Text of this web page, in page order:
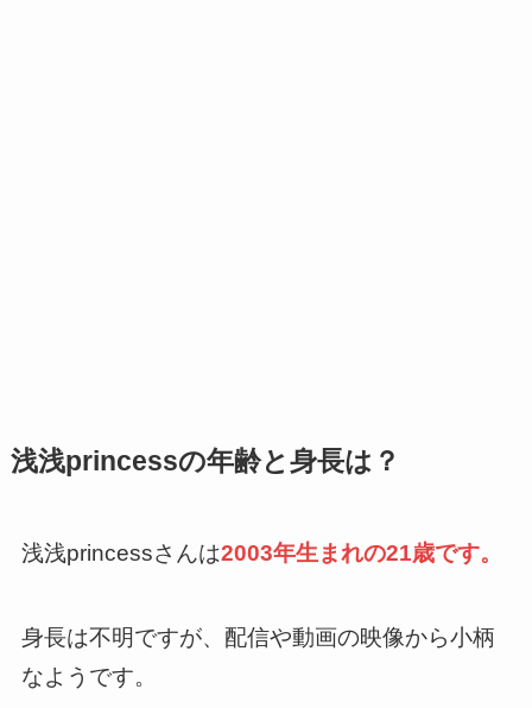
浅浅princessの年齢と身長は？
浅浅princessさんは2003年生まれの21歳です。
身長は不明ですが、配信や動画の映像から小柄
なようです。